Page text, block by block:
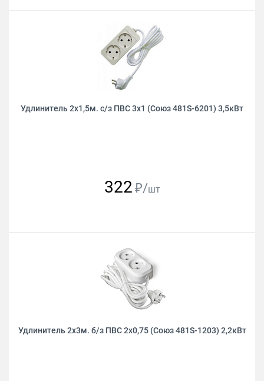
Удлинитель 2х1,5м. с/з ПВС 3х1 (Союз 481S-6201) 3,5кВт
322 ₽/шт
Удлинитель 2х3м. б/з ПВС 2х0,75 (Союз 481S-1203) 2,2кВт